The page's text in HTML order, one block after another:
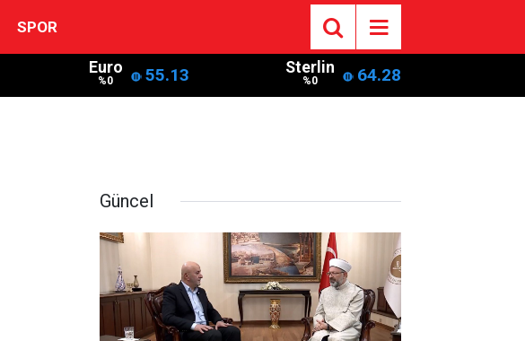
SPOR
Euro
%0 55.13 Sterlin
%0 64.28
Güncel